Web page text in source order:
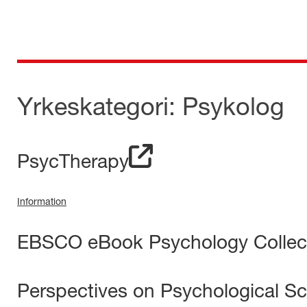
för dig som är anställd inom Region Kalmar län
Yrkeskategori: Psykolog
PsycTherapy
Information
EBSCO eBook Psychology
Perspectives on Psychological